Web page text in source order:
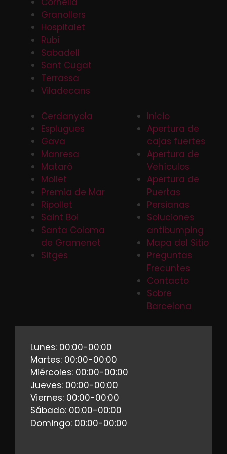
Granollers
Hospitalet
Rubí
Sabadell
Sant Cugat
Terrassa
Viladecans
Cerdanyola
Esplugues
Gava
Manresa
Mataró
Mollet
Premia de Mar
Ripollet
Saint Boi
Santa Coloma
de Gramenet
Sitges
Inicio
Apertura de
cajas fuertes
Apertura de
Vehículos
Apertura de
Puertas
Persianas
Soluciones
antibumping
Mapa del Sitio
Preguntas
Frecuntes
Contacto
Sobre
Barcelona
Lunes: 00:00-00:00
Martes: 00:00-00:00
Miércoles: 00:00-00:00
Jueves: 00:00-00:00
Viernes: 00:00-00:00
Sábado: 00:00-00:00
Domingo: 00:00-00:00